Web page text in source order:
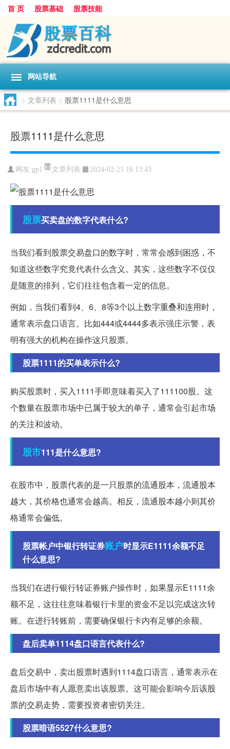
首 页 股票基础 股票技能
网站导航
> 文章列表 > 股票1111是什么意思
股票1111是什么意思
网友:gp1 文章列表 2024-02-25 16:13:43
股票买卖盘的数字代表什么?
当我们看到股票交易盘口的数字时，常常会感到困惑，不
知道这些数字究竟代表什么含义。其实，这些数字不仅仅
是随意的排列，它们往往包含着一定的信息。
例如，当我们看到4、6、8等3个以上数字重叠和连用时，
通常表示盘口语言。比如444或4444多表示强庄示警，表
明有强大的机构在操作这只股票。
股票1111的买单表示什么?
购买股票时，买入1111手即意味着买入了111100股。这
个数量在股票市场中已属于较大的单子，通常会引起市场
的关注和波动。
股市111是什么意思?
在股市中，股票代表的是一只股票的流通股本，流通股本
越大，其价格也通常会越高。相反，流通股本越小则其价
格通常会偏低。
股票帐户中银行转证券账户时显示E1111余额不足
什么意思?
当我们在进行银行转证券账户操作时，如果显示E1111余
额不足，这往往意味着银行卡里的资金不足以完成这次转
账。在进行转账前，需要确保银行卡内有足够的余额。
盘后卖单1114盘口语言代表什么?
盘后交易中，卖出股票时遇到1114盘口语言，通常表示在
盘后市场中有人愿意卖出该股票。这可能会影响今后该股
票的交易走势，需要投资者密切关注。
股票暗语5527什么意思?